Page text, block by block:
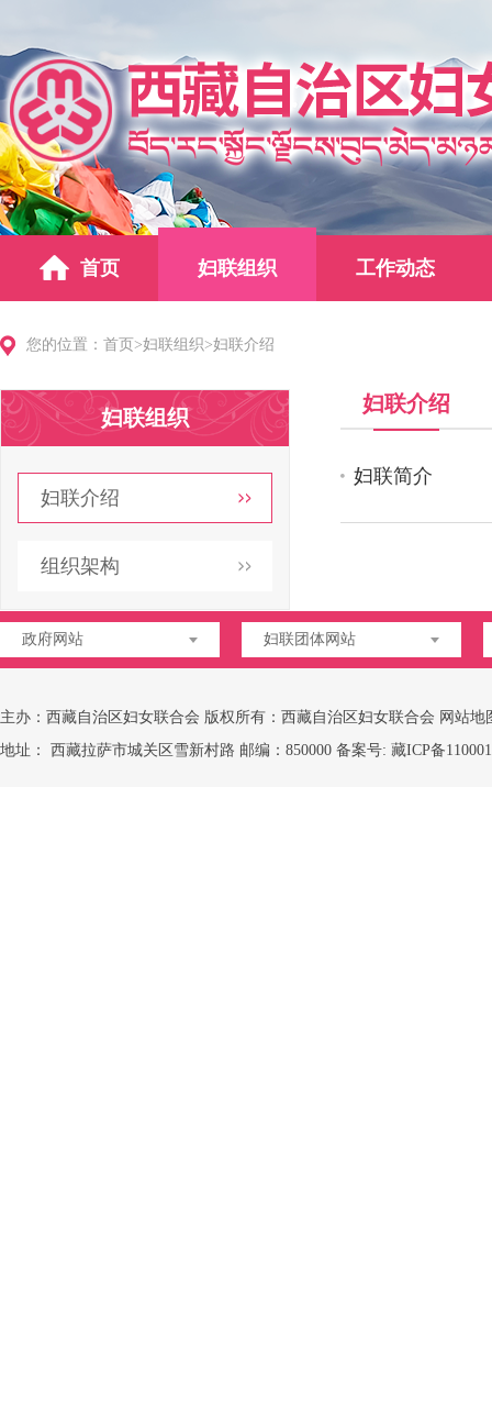
首页 妇联组织 工作动态
您的位置： 首页 >妇联组织>妇联介绍
妇联组织
妇联介绍
组织架构
妇联介绍
妇联简介
政府网站 妇联团体网站
主办：西藏自治区妇女联合会 版权所有：西藏自治区妇女联合会 网站地
地址： 西藏拉萨市城关区雪新村路 邮编：850000 备案号: 藏ICP备